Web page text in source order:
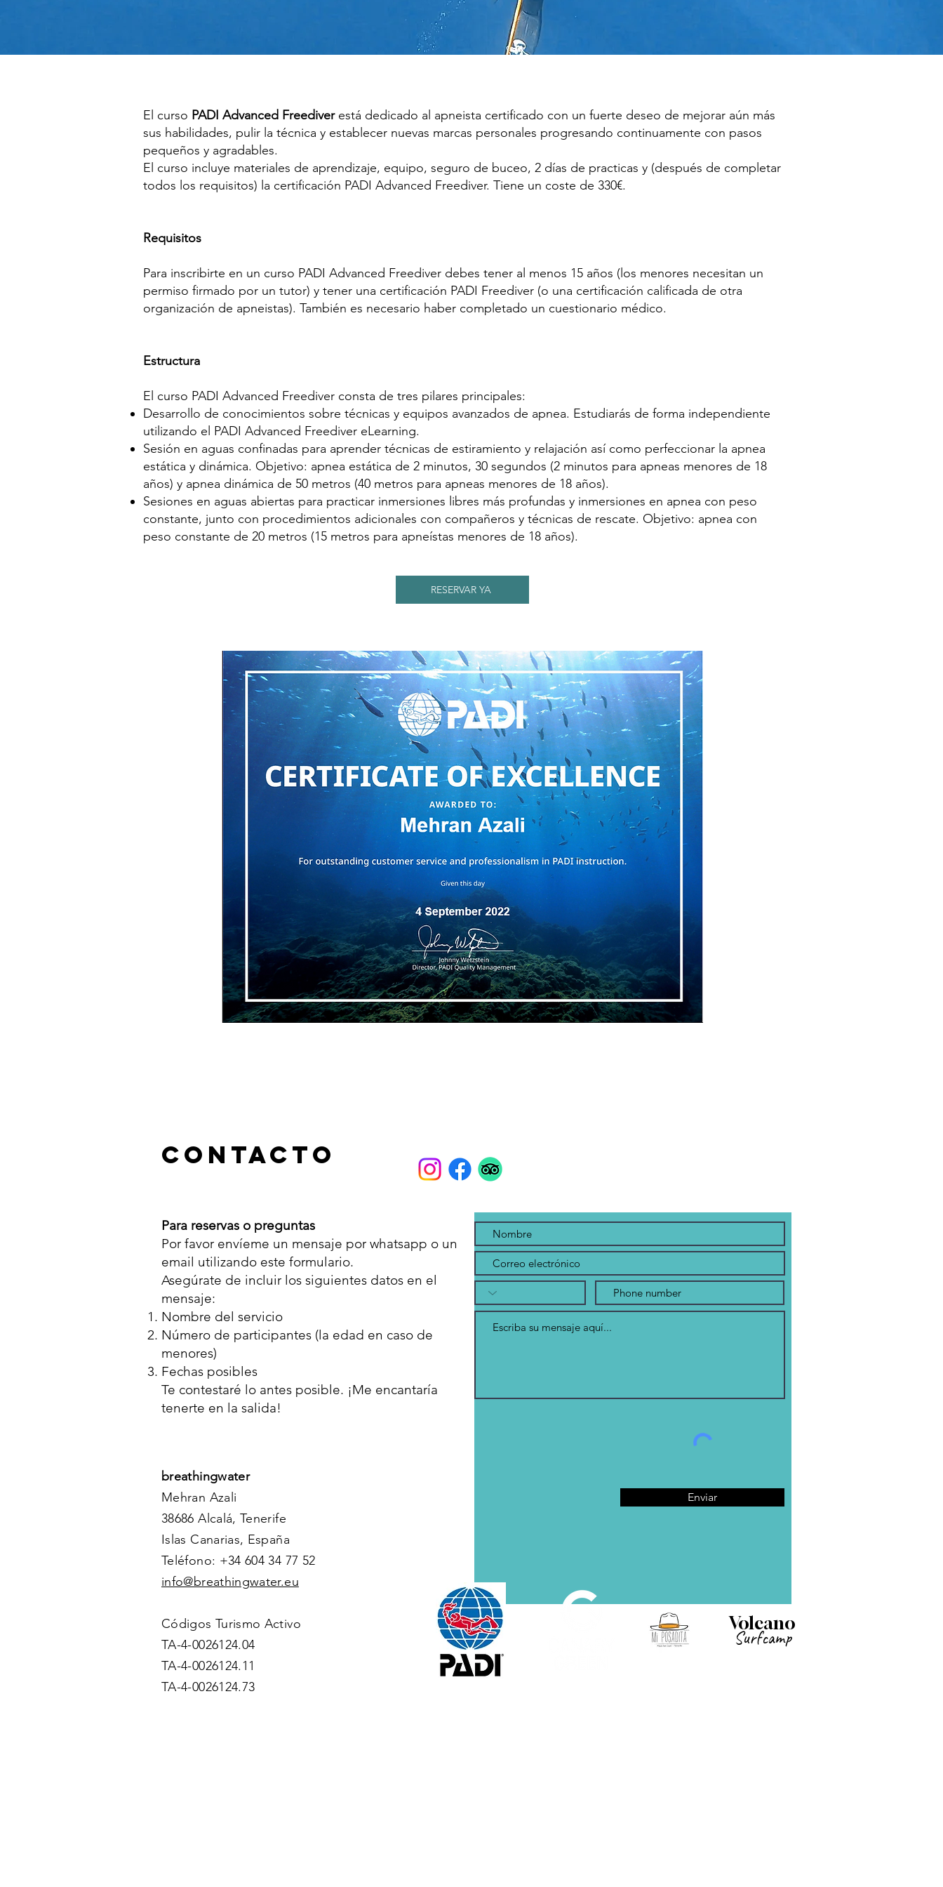
El curso PADI Advanced Freediverestá dedicado al apneista certificado con un fuerte deseo de mejorar aún más
sus habilidades, pulir la técnica y establecer nuevas marcas personales progresando continuamente con pasos
pequeños y agradables.
El curso incluye materiales de aprendizaje, equipo, seguro de buceo, 2 días de practicas y (después de completar
todos los requisitos) la certificación PADI Advanced Freediver. Tiene un coste de 330€.
Requisitos
Para inscribirte en un curso PADI Advanced Freediver debes tener al menos 15 años (los menores necesitan un
permiso firmado por un tutor) y tener una certificación PADI Freediver (o una certificación calificada de otra
organización de apneistas). También es necesario haber completado un cuestionario médico.
Estructura
El curso PADI Advanced Freediver consta de tres pilares principales:
Desarrollo de conocimientos sobre técnicas y equipos avanzados de apnea. Estudiarás de forma independiente
utilizando el PADI Advanced Freediver eLearning.
Sesión en aguas confinadas para aprender técnicas de estiramiento y relajación así como perfeccionar la apnea
estática y dinámica. Objetivo: apnea estática de 2 minutos, 30 segundos (2 minutos para apneas menores de 18
años) y apnea dinámica de 50 metros (40 metros para apneas menores de 18 años).
Sesiones en aguas abiertas para practicar inmersiones libres más profundas y inmersiones en apnea con peso
constante, junto con procedimientos adicionales con compañeros y técnicas de rescate. Objetivo: apnea con
peso constante de 20 metros (15 metros para apneístas menores de 18 años).
RESERVAR YA
Contacto
Para reservas o preguntas
Por favor envíeme un mensaje por whatsapp o un
email utilizando este formulario.
Asegúrate de incluir los siguientes datos en el
mensaje:
Nombre del servicio
Número de participantes (la edad en caso de
menores)
Fechas posibles
Te contestaré lo antes posible. ¡Me encantaría
tenerte en la salida!
breathingwater
Mehran Azali
38686 Alcalá, Tenerife
Islas Canarias, España​
Teléfono: +34 604 34 77 52
info@breathingwater.eu
Códigos Turismo Activo
TA-4-0026124.04
TA-4-0026124.11
TA-4-0026124.73
Enviar
Volcano
Surfcamp